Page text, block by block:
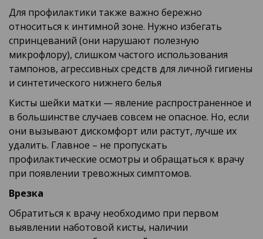
Для профилактики также важно бережно
относиться к интимной зоне. Нужно избегать
спринцеваний (они нарушают полезную
микрофлору), слишком частого использования
тампонов, агрессивных средств для личной гигиены
и синтетического нижнего белья
Кисты шейки матки — явление распространенное и
в большинстве случаев совсем не опасное. Но, если
они вызывают дискомфорт или растут, лучше их
удалить. Главное – не пропускать
профилактические осмотры и обращаться к врачу
при появлении тревожных симптомов.
Врезка
Обратиться к врачу необходимо при первом
выявлении наботовой кисты, наличии